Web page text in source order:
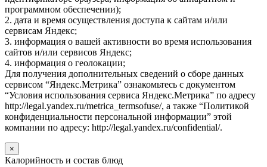
программном обеспечении);
2. дата и время осуществления доступа к сайтам и/или
сервисам Яндекс;
3. информация о вашей активности во время использования
сайтов и/или сервисов Яндекс;
4. информация о геолокации;
Для получения дополнительных сведений о сборе данных
сервисом “Яндекс.Метрика” ознакомьтесь с документом
“Условия использования сервиса Яндекс.Метрика” по адресу
http://legal.yandex.ru/metrica_termsofuse/, а также “Политикой
конфиденциальности персональной информации” этой
компании по адресу: http://legal.yandex.ru/confidential/.
×
Калорийность и состав блюд